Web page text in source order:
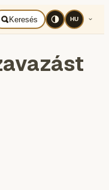
Keresés HU